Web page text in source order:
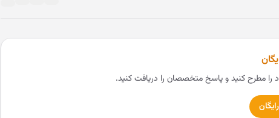
را مطرح کنید و پاسخ متخصصان را دریافت کنید.